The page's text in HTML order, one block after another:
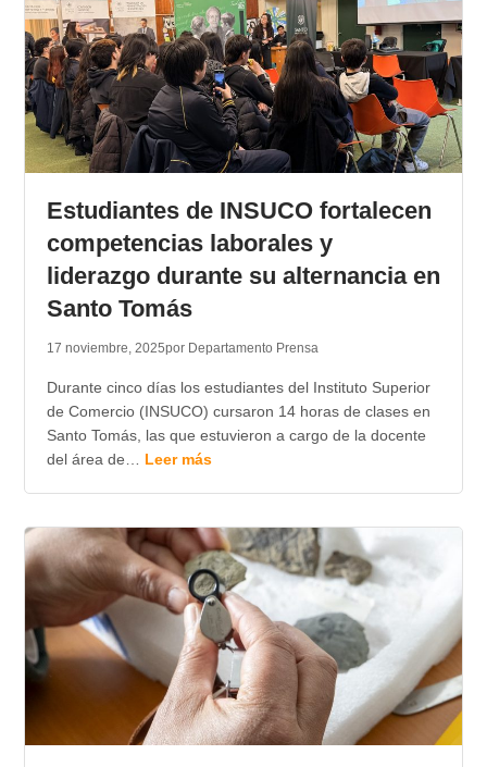
Estudiantes de INSUCO fortalecen
competencias laborales y
liderazgo durante su alternancia en
Santo Tomás
17 noviembre, 2025por Departamento Prensa
Durante cinco días los estudiantes del Instituto Superior
de Comercio (INSUCO) cursaron 14 horas de clases en
Santo Tomás, las que estuvieron a cargo de la docente
del área de… Leer más